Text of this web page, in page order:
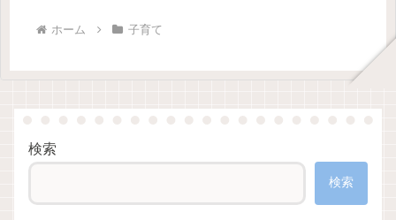
ホーム 子育て
検索
検索